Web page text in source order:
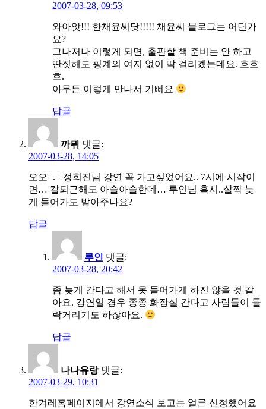
2007-03-28, 09:53
와아앗!!! 한채윤씨닷!!!!! 채윤씨 블로그는 어딘가
요?
그나저나 이렇게 되면, 출판할 책 준비는 안 하고
딴짓해도 핑계의 여지 없이 딱 걸리겠는데요. 흐흐
흐.
아무튼 이렇게 만나서 기뻐요
답글
까뮈 댓글:
2007-03-28, 14:05
오오+.+ 정희진님 강연 꼭 가고싶었어요.. 7시에 시작이
면… 칼퇴근해도 아슬아슬한데… 루인님 혹시..살짝 늦
게 들어가도 받아주나요?
답글
루인 댓글:
2007-03-28, 20:42
좀 늦게 간다고 해서 못 들어가게 하진 않을 것 같
아요. 강연일 경우 종종 화장실 간다고 사람들이 들
락거리기도 하잖아요.
답글
나나유랑 댓글:
2007-03-29, 10:31
한겨레홈페이지에서 강연소식 보고는 얼른 신청했어요